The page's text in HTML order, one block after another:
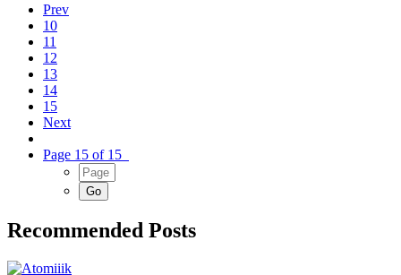
Prev
10
11
12
13
14
15
Next
Page 15 of 15
Recommended Posts